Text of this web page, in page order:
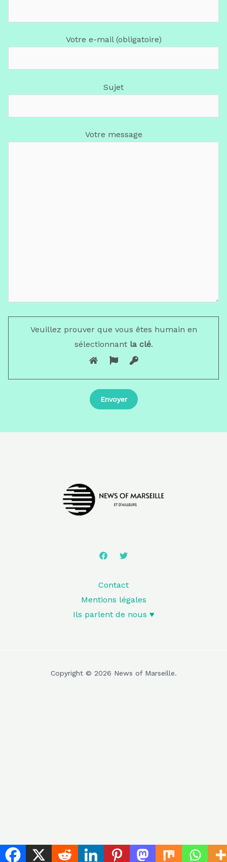
Votre e-mail (obligatoire)
Sujet
Votre message
Veuillez prouver que vous êtes humain en
sélectionnantla clé.
Contact
Mentions légales
Ils parlent de nous ♥️
Copyright © 2026 News of Marseille.